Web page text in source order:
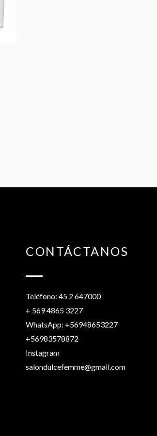
CONTÁCTANOS
Teléfono: 45 2 647000
+ 569 4865 3227
WhatsApp: +56948653227
+56983578872
Instagram
salondulcefemme@gmail.com